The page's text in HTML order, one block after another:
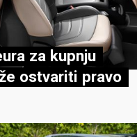
za kupnju
ostvariti pravo